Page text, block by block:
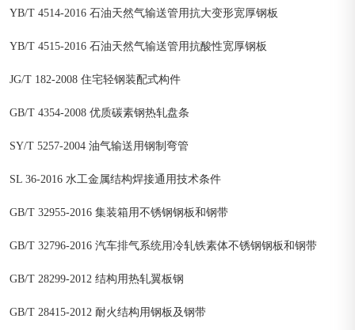
YB/T 4514-2016 石油天然气输送管用抗大变形宽厚钢板
YB/T 4515-2016 石油天然气输送管用抗酸性宽厚钢板
JG/T 182-2008 住宅轻钢装配式构件
GB/T 4354-2008 优质碳素钢热轧盘条
SY/T 5257-2004 油气输送用钢制弯管
SL 36-2016 水工金属结构焊接通用技术条件
GB/T 32955-2016 集装箱用不锈钢钢板和钢带
GB/T 32796-2016 汽车排气系统用冷轧铁素体不锈钢钢板和钢带
GB/T 28299-2012 结构用热轧翼板钢
GB/T 28415-2012 耐火结构用钢板及钢带